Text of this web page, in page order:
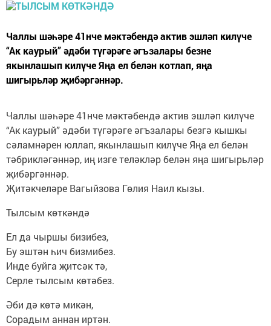
Чаллы шәһәре 41нче мәктәбендә актив эшләп килүче
“Ак каурый” әдәби түгәрәге әгъзалары безне
якынлашып килүче Яңа ел белән котлап, яңа
шигырьләр җибәргәннәр.
Чаллы шәһәре 41нче мәктәбендә актив эшләп килүче
“Ак каурый” әдәби түгәрәге әгъзалары безгә кышкы
сәламнәрен юллап, якынлашып килүче Яңа ел белән
тәбрикләгәннәр, иң изге теләкләр белән яңа шигырьләр
җибәргәннәр.
Җитәкчеләре Вагыйзова Гөлия Наил кызы.
Тылсым көткәндә
Ел да чыршы бизибез,
Бу эштән һич бизмибез.
Инде буйга җитсәк тә,
Серле тылсым көтәбез.
Әби дә көтә микән,
Сорадым аннан иртән.